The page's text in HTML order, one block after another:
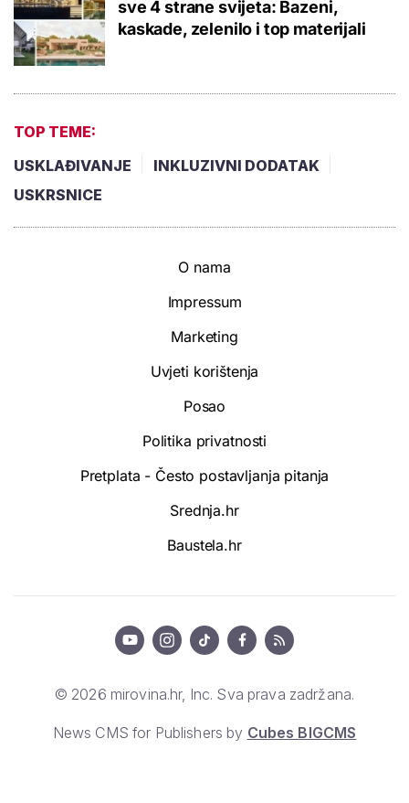
sve 4 strane svijeta: Bazeni,
kaskade, zelenilo i top materijali
TOP TEME:
USKLAĐIVANJE
INKLUZIVNI DODATAK
USKRSNICE
O nama
Impressum
Marketing
Uvjeti korištenja
Posao
Politika privatnosti
Pretplata - Često postavljanja pitanja
Srednja.hr
Baustela.hr
© 2026 mirovina.hr, Inc. Sva prava zadržana.
News CMS for Publishers by Cubes BIGCMS